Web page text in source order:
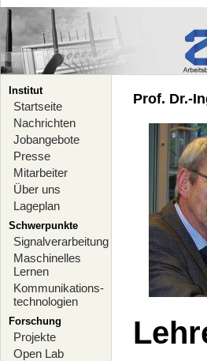
Institut
Startseite
Nachrichten
Jobangebote
Presse
Mitarbeiter
Über uns
Lageplan
Schwerpunkte
Signalverarbeitung
Maschinelles
Lernen
Kommunikations-
technologien
Forschung
Projekte
Open Lab
Prof. Dr.-